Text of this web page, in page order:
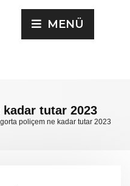
MENÜ
tutar 2023
poliçem ne kadar tutar 2023